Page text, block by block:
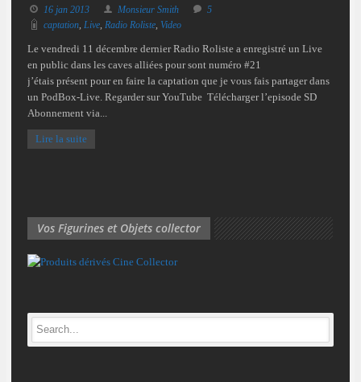
16 jan 2013 Monsieur Smith
5
captation, Live, Radio Roliste, Video
Le vendredi 11 décembre dernier Radio Roliste a enregistré un Live
en public dans les caves alliées pour sont numéro #21
j’étais présent pour en faire la captation que je vous fais partager dans
un PodBox-Live. Regarder sur YouTube Télécharger l’episode SD
Abonnement via...
Lire la suite
Vos Figurines et Objets collector